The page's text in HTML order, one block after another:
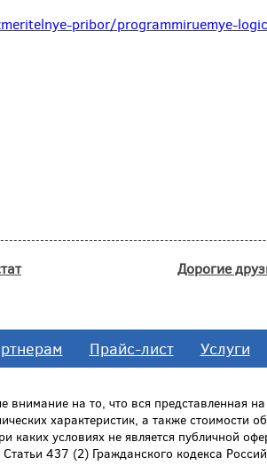
pribor/programmiruemye-
Дорогие
Прайс-лист Услуги
на то, что вся представленная
характеристик, а также стоимости
каких условиях не является публичной
Статьи 437 (2) Гражданского кодекса